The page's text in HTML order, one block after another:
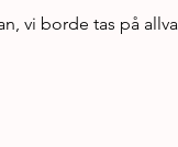
vi borde tas på